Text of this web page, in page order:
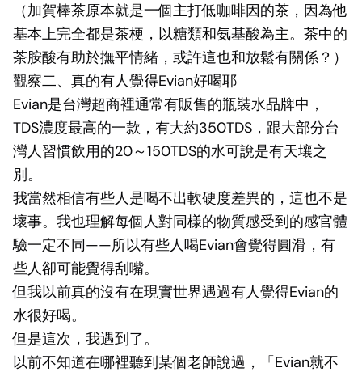
（加賀棒茶原本就是一個主打低咖啡因的茶，因為他
基本上完全都是茶梗，以糖類和氨基酸為主。茶中的
茶胺酸有助於撫平情緒，或許這也和放鬆有關係？）
觀察二、真的有人覺得Evian好喝耶
Evian是台灣超商裡通常有販售的瓶裝水品牌中，
TDS濃度最高的一款，有大約350TDS，跟大部分台
灣人習慣飲用的20～150TDS的水可說是有天壤之
別。
我當然相信有些人是喝不出軟硬度差異的，這也不是
壞事。我也理解每個人對同樣的物質感受到的感官體
驗一定不同——所以有些人喝Evian會覺得圓滑，有
些人卻可能覺得刮嘴。
但我以前真的沒有在現實世界遇過有人覺得Evian的
水很好喝。
但是這次，我遇到了。
以前不知道在哪裡聽到某個老師說過，「Evian就不